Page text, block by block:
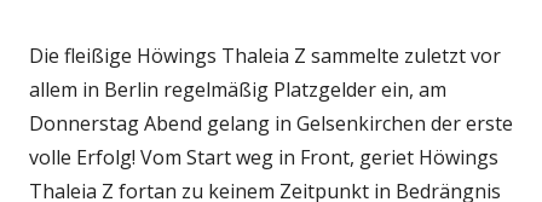
Die fleißige Höwings Thaleia Z sammelte zuletzt vor
allem in Berlin regelmäßig Platzgelder ein, am
Donnerstag Abend gelang in Gelsenkirchen der erste
volle Erfolg! Vom Start weg in Front, geriet Höwings
Thaleia Z fortan zu keinem Zeitpunkt in Bedrängnis